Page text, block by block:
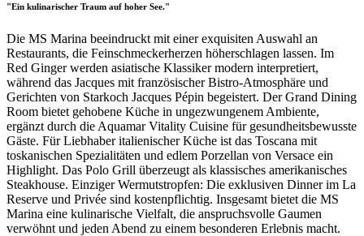
"Ein kulinarischer Traum auf hoher See."
Die MS Marina beeindruckt mit einer exquisiten Auswahl an
Restaurants, die Feinschmeckerherzen höherschlagen lassen. Im
Red Ginger werden asiatische Klassiker modern interpretiert,
während das Jacques mit französischer Bistro-Atmosphäre und
Gerichten von Starkoch Jacques Pépin begeistert. Der Grand Dining
Room bietet gehobene Küche in ungezwungenem Ambiente,
ergänzt durch die Aquamar Vitality Cuisine für gesundheitsbewusste
Gäste. Für Liebhaber italienischer Küche ist das Toscana mit
toskanischen Spezialitäten und edlem Porzellan von Versace ein
Highlight. Das Polo Grill überzeugt als klassisches amerikanisches
Steakhouse. Einziger Wermutstropfen: Die exklusiven Dinner im La
Reserve und Privée sind kostenpflichtig. Insgesamt bietet die MS
Marina eine kulinarische Vielfalt, die anspruchsvolle Gaumen
verwöhnt und jeden Abend zu einem besonderen Erlebnis macht.